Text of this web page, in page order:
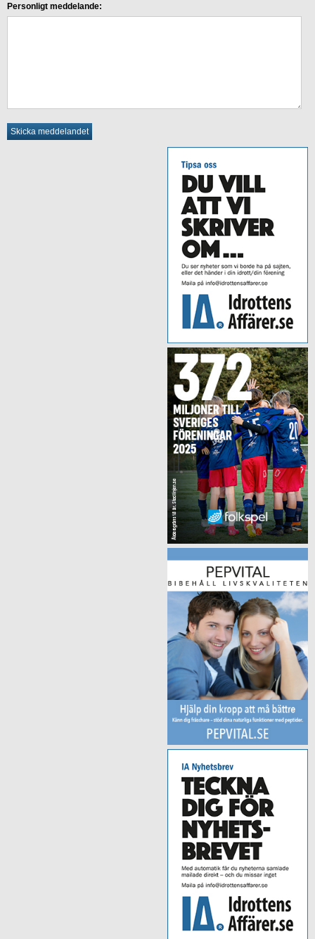
Personligt meddelande: